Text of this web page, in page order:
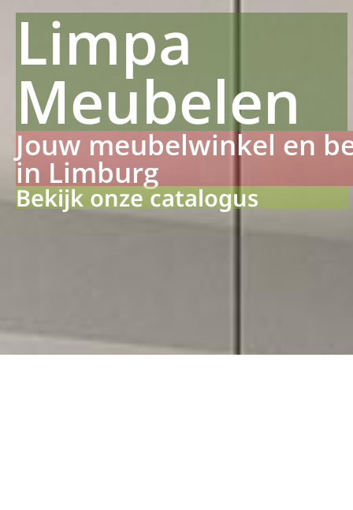
Limpa
Meubelen
Jouw meubelwinkel en
in Limburg
Bekijk onze catalogus